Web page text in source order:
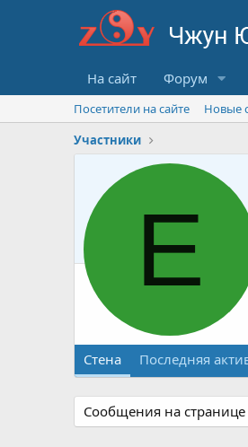
На сайт Форум
Посетители на сайте
Новые
Участники
Е
Стена Последняя
Сообщения на странице